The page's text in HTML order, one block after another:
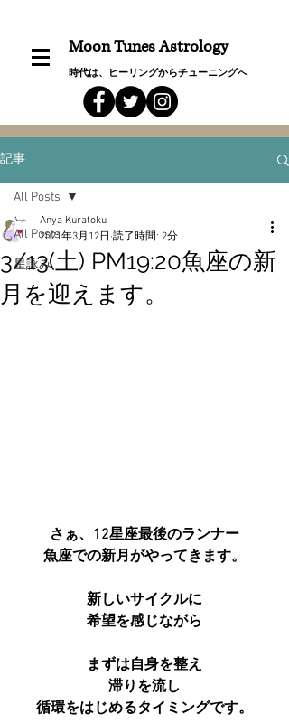
Moon Tunes Astrology
時代は、ヒーリングからチューニングへ
記事
All Posts
星詠み
All Posts
3/13(土) PM19:20魚座の新
月を迎えます。
Anya Kuratoku
2021年3月12日 読了時間: 2分
さぁ、12星座最後のランナー
魚座での新月がやってきます。
新しいサイクルに
希望を感じながら
まずは自身を整え
滞りを流し
循環をはじめるタイミングです。